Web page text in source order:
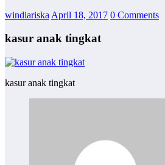
windiariska April 18, 2017 0 Comments
kasur anak tingkat
kasur anak tingkat